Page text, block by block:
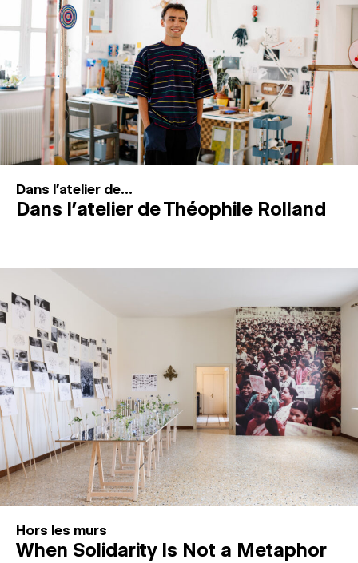
ESPACES DE PRATIQUE ARTISTIQUE ↓
Recherche
Connexion
Dans l'atelier de...
Dans l’atelier de Théophile Rolland
Hors les murs
When Solidarity Is Not a Metaphor